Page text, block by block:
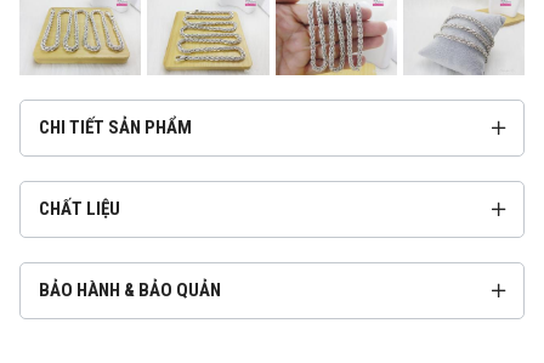
CHI TIẾT SẢN PHẨM
CHẤT LIỆU
BẢO HÀNH & BẢO QUẢN